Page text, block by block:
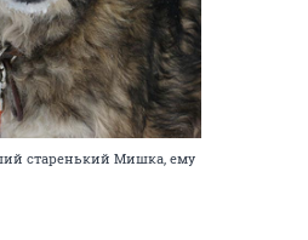
старенький Мишка, ему